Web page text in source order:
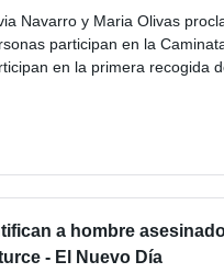
Navarro y Maria Olivas
participan en la
en la primera recogida
a hombre
- El Nuevo Día